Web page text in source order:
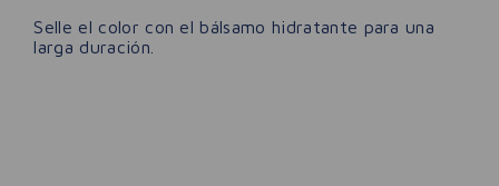
Selle el color con el bálsamo hidratante para una
larga duración.